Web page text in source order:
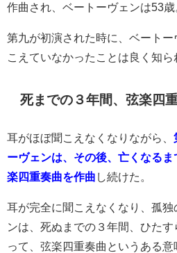
作曲され、ベートーヴェンは53歳
第九が初演された時に、ベート
こえていなかったことは良く知ら
死までの３年間、弦楽四
耳がほぼ聞こえなくなりながら、
ーヴェンは、その後、亡くなる
楽四重奏曲を作曲 し続けた。
耳が完全に聞こえなくなり、孤独
ンは、死ぬまでの３年間、ひた
って、弦楽四重奏曲というある